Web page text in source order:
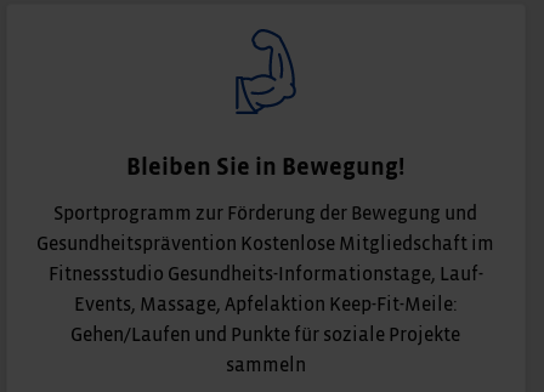
Bleiben Sie in Bewegung!
Sportprogramm zur Förderung der Bewegung und
Gesundheitsprävention Kostenlose Mitgliedschaft im
Fitnessstudio Gesundheits-Informationstage, Lauf-
Events, Massage, Apfelaktion Keep-Fit-Meile:
Gehen/Laufen und Punkte für soziale Projekte
sammeln